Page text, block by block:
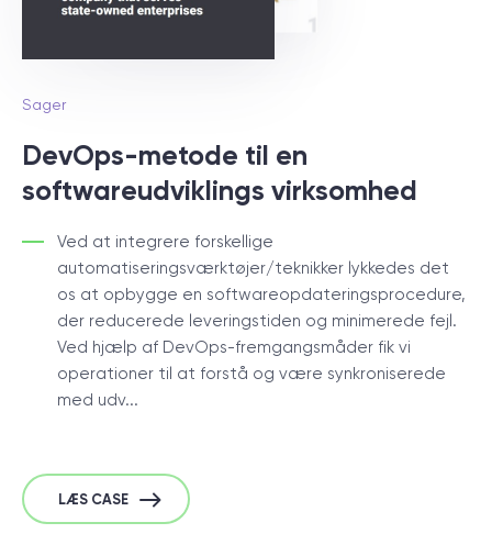
Sager
DevOps-metode til en
softwareudviklings virksomhed
Ved at integrere forskellige
automatiseringsværktøjer/teknikker lykkedes det
os at opbygge en softwareopdateringsprocedure,
der reducerede leveringstiden og minimerede fejl.
Ved hjælp af DevOps-fremgangsmåder fik vi
operationer til at forstå og være synkroniserede
med udv...
LÆS CASE